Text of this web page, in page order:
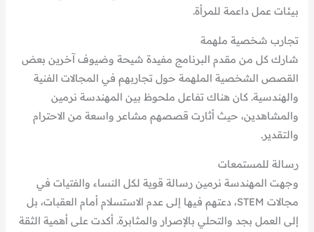
بيئات عمل داعمة للمرأة.
تجارب شخصية ملهمة
شارك كل من مقدم البرنامج مفيدة شيحة وضيوف آخرين بعض
القصص الشخصية الملهمة حول تجاربهم في المجالات الفنية
والهندسية. كان هناك تفاعل ملحوظ بين المهندسة نرمين
والمشاهدين، حيث أثارت قصصهم مشاعر واسعة من الاحترام
والتقدير.
رسالة للمستمعات
وجهت المهندسة نرمين رسالة قوية لكل النساء والفتيات في
مجالات STEM، دعتهم فيها إلى عدم الاستسلام أمام العقبات، بل
إلى العمل بجد والتحلي بالإصرار والمثابرة. أكدت على أهمية الثقة